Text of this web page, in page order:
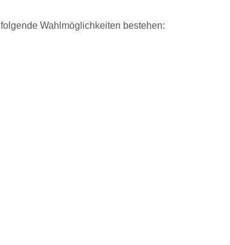
Wahlmöglichkeiten bestehen: